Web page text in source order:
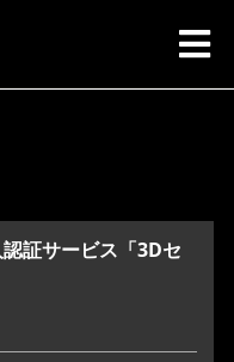
認証サービス「3Dセ